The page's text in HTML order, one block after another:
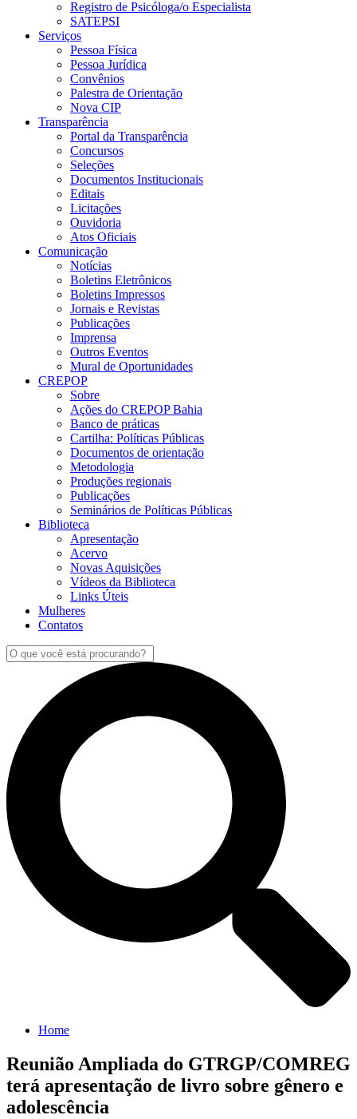
Registro de Psicóloga/o Especialista
SATEPSI
Serviços
Pessoa Física
Pessoa Jurídica
Convênios
Palestra de Orientação
Nova CIP
Transparência
Portal da Transparência
Concursos
Seleções
Documentos Institucionais
Editais
Licitações
Ouvidoria
Atos Oficiais
Comunicação
Notícias
Boletins Eletrônicos
Boletins Impressos
Jornais e Revistas
Publicações
Imprensa
Outros Eventos
Mural de Oportunidades
CREPOP
Sobre
Ações do CREPOP Bahia
Banco de práticas
Cartilha: Políticas Públicas
Documentos de orientação
Metodologia
Produções regionais
Publicações
Seminários de Políticas Públicas
Biblioteca
Apresentação
Acervo
Novas Aquisições
Vídeos da Biblioteca
Links Úteis
Mulheres
Contatos
Home
Reunião Ampliada do GTRGP/COMREG
terá apresentação de livro sobre gênero e
adolescência